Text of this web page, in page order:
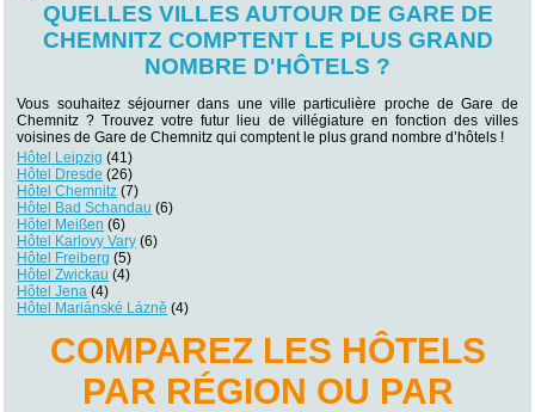
QUELLES VILLES AUTOUR DE GARE DE
CHEMNITZ COMPTENT LE PLUS GRAND
NOMBRE D'HÔTELS ?
Vous souhaitez séjourner dans une ville particulière proche de Gare de
Chemnitz ? Trouvez votre futur lieu de villégiature en fonction des villes
voisines de Gare de Chemnitz qui comptent le plus grand nombre d’hôtels !
Hôtel Leipzig (41)
Hôtel Dresde (26)
Hôtel Chemnitz (7)
Hôtel Bad Schandau (6)
Hôtel Meißen (6)
Hôtel Karlovy Vary (6)
Hôtel Freiberg (5)
Hôtel Zwickau (4)
Hôtel Jena (4)
Hôtel Mariánské Lázně (4)
COMPAREZ LES HÔTELS
PAR RÉGION OU PAR